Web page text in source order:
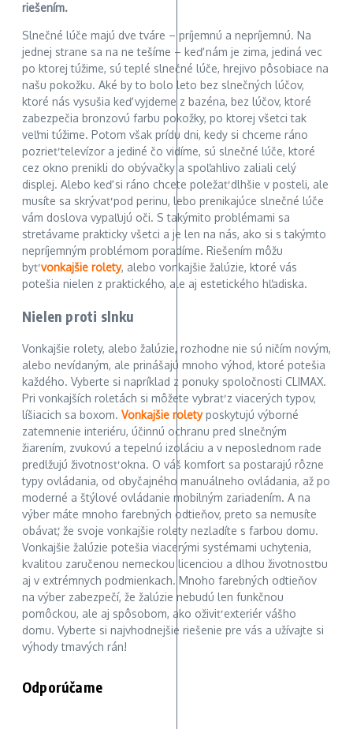
riešením.
Slnečné lúče majú dve tváre – príjemnú a nepríjemnú. Na
jednej strane sa na ne tešíme – keď nám je zima, jediná vec
po ktorej túžime, sú teplé slnečné lúče, hrejivo pôsobiace na
našu pokožku. Aké by to bolo leto bez slnečných lúčov,
ktoré nás vysušia keď vyjdeme z bazéna, bez lúčov, ktoré
zabezpečia bronzovú farbu pokožky, po ktorej všetci tak
veľmi túžime. Potom však prídu dni, kedy si chceme ráno
pozrieť televízor a jediné čo vidíme, sú slnečné lúče, ktoré
cez okno prenikli do obývačky a spoľahlivo zaliali celý
displej. Alebo keď si ráno chcete poležať dlhšie v posteli, ale
musíte sa skrývať pod perinu, lebo prenikajúce slnečné lúče
vám doslova vypaľujú oči. S takýmito problémami sa
stretávame prakticky všetci a je len na nás, ako si s takýmto
nepríjemným problémom poradíme. Riešením môžu
byťvonkajšie rolety, alebo vonkajšie žalúzie, ktoré vás
potešia nielen z praktického, ale aj estetického hľadiska.
Nielen proti slnku
Vonkajšie rolety, alebo žalúzie, rozhodne nie sú ničím novým,
alebo nevídaným, ale prinášajú mnoho výhod, ktoré potešia
každého. Vyberte si napríklad z ponuky spoločnosti CLIMAX.
Pri vonkajších roletách si môžete vybrať z viacerých typov,
líšiacich sa boxom. Vonkajšie roletyposkytujú výborné
zatemnenie interiéru, účinnú ochranu pred slnečným
žiarením, zvukovú a tepelnú izoláciu a v neposlednom rade
predlžujú životnosť okna. O váš komfort sa postarajú rôzne
typy ovládania, od obyčajného manuálneho ovládania, až po
moderné a štýlové ovládanie mobilným zariadením. A na
výber máte mnoho farebných odtieňov, preto sa nemusíte
obávať, že svoje vonkajšie rolety nezladíte s farbou domu.
Vonkajšie žalúzie potešia viacerými systémami uchytenia,
kvalitou zaručenou nemeckou licenciou a dlhou životnosťou
aj v extrémnych podmienkach. Mnoho farebných odtieňov
na výber zabezpečí, že žalúzie nebudú len funkčnou
pomôckou, ale aj spôsobom, ako oživiť exteriér vášho
domu. Vyberte si najvhodnejšie riešenie pre vás a užívajte si
výhody tmavých rán!
Odporúčame